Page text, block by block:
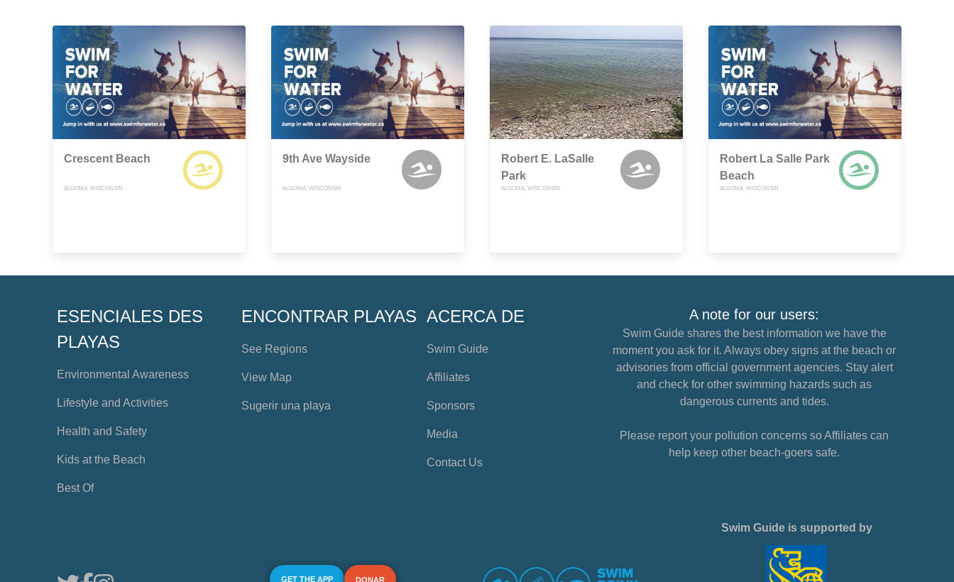
Crescent Beach
ALGOMA, WISCONSIN
9th Ave Wayside
ALGOMA, WISCONSIN
Robert E. LaSalle
Park
ALGOMA, WISCONSIN
Robert La Salle Park
Beach
ALGOMA, WISCONSIN
ESENCIALES DES
PLAYAS
Environmental Awareness
Lifestyle and Activities
Health and Safety
Kids at the Beach
Best Of
ENCONTRAR PLAYAS
See Regions
View Map
Sugerir una playa
ACERCA DE
Swim Guide
Affiliates
Sponsors
Media
Contact Us
A note for our users:
Swim Guide shares the best information we have the
moment you ask for it. Always obey signs at the beach or
advisories from official government agencies. Stay alert
and check for other swimming hazards such as
dangerous currents and tides.
Please report your pollution concerns so Affiliates can
help keep other beach-goers safe.
GET THE APP DONAR
Swim Guide is supported by